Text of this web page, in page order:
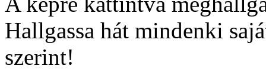
Hallgassa hát mindenki
szerint!